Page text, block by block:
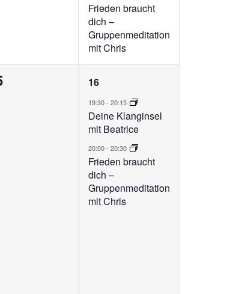
Frieden braucht
dich –
Gruppenmeditation
mit Chris
2
Veranstaltungen,
16
19:30-20:15
Deine Klanginsel
mit Beatrice
20:00-20:30
Frieden braucht
dich –
Gruppenmeditation
mit Chris